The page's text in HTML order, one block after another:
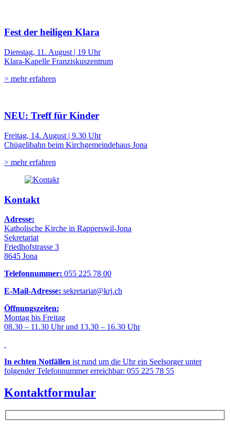
Fest der heiligen Klara
Dienstag, 11. August | 19 Uhr
Klara-Kapelle Franziskuszentrum
> mehr erfahren
NEU: Treff für Kinder
Freitag, 14. August | 9.30 Uhr
Chügelibahn beim Kirchgemeindehaus Jona
> mehr erfahren
Kontakt
Adresse:
Katholische Kirche in Rapperswil-Jona
Sekretariat
Friedhofstrasse 3
8645 Jona
Telefonnummer: 055 225 78 00
E-Mail-Adresse: sekretariat@krj.ch
Öffnungszeiten:
Montag bis Freitag
08.30 – 11.30 Uhr und 13.30 – 16.30 Uhr
In echten Notfällen ist rund um die Uhr ein Seelsorger unter
folgender Telefonnummer erreichbar: 055 225 78 55
Kontaktformular